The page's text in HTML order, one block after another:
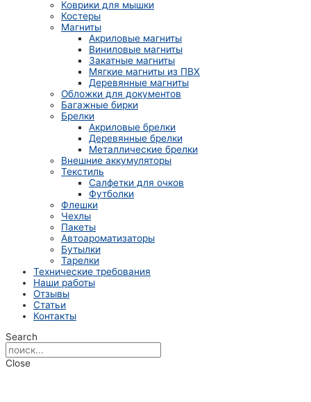
Коврики для мышки
Костеры
Магниты
Акриловые магниты
Виниловые магниты
Закатные магниты
Мягкие магниты из ПВХ
Деревянные магниты
Обложки для документов
Багажные бирки
Брелки
Акриловые брелки
Деревянные брелки
Металлические брелки
Внешние аккумуляторы
Текстиль
Салфетки для очков
Футболки
Флешки
Чехлы
Пакеты
Автоароматизаторы
Бутылки
Тарелки
Технические требования
Наши работы
Отзывы
Статьи
Контакты
Search
Close